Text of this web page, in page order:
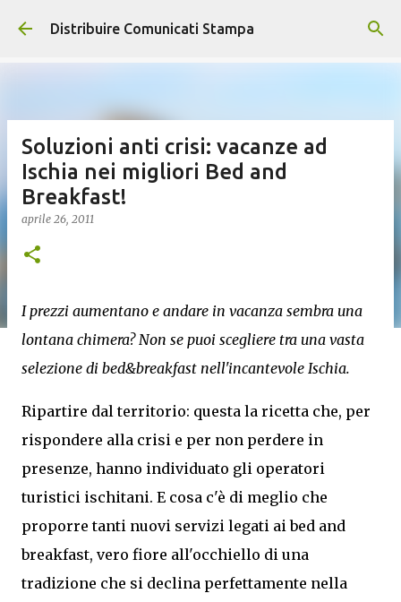
Passa ai contenuti principali
Distribuire Comunicati Stampa
Soluzioni anti crisi: vacanze ad
Ischia nei migliori Bed and
Breakfast!
aprile 26, 2011
I prezzi aumentano e andare in vacanza sembra una
lontana chimera? Non se puoi scegliere tra una vasta
selezione di bed&breakfast nell'incantevole Ischia.
Ripartire dal territorio: questa la ricetta che, per
rispondere alla crisi e per non perdere in
presenze, hanno individuato gli operatori
turistici ischitani. E cosa c'è di meglio che
proporre tanti nuovi servizi legati ai bed and
breakfast, vero fiore all'occhiello di una
tradizione che si declina perfettamente nella